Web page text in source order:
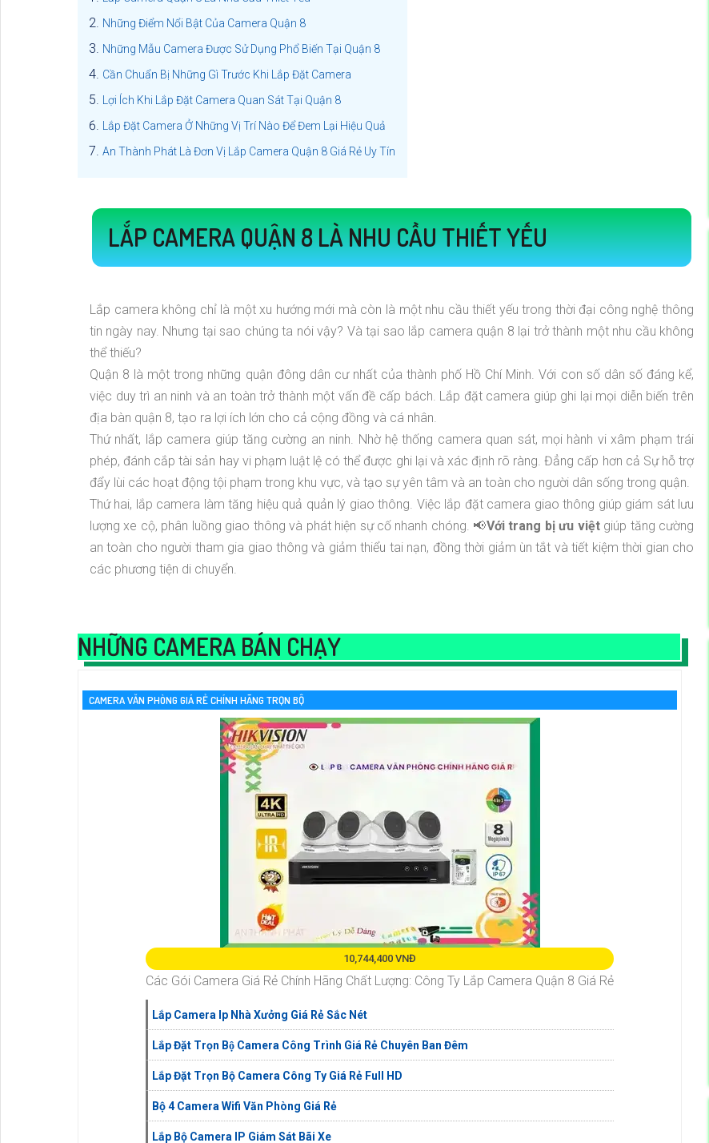
Những Điểm Nổi Bật Của Camera Quận 8
Những Mẫu Camera Được Sử Dụng Phổ Biến Tại Quận 8
Cần Chuẩn Bị Những Gì Trước Khi Lắp Đặt Camera
Lợi Ích Khi Lắp Đặt Camera Quan Sát Tại Quận 8
Lắp Đặt Camera Ở Những Vị Trí Nào Để Đem Lại Hiệu Quả
An Thành Phát Là Đơn Vị Lắp Camera Quận 8 Giá Rẻ Uy Tín
LẮP CAMERA QUẬN 8 LÀ NHU CẦU THIẾT YẾU
Lắp camera không chỉ là một xu hướng mới mà còn là một nhu cầu thiết yếu trong thời đại công nghệ thông
tin ngày nay. Nhưng tại sao chúng ta nói vậy? Và tại sao lắp camera quận 8 lại trở thành một nhu cầu không
thể thiếu?
Quận 8 là một trong những quận đông dân cư nhất của thành phố Hồ Chí Minh. Với con số dân số đáng kể,
việc duy trì an ninh và an toàn trở thành một vấn đề cấp bách. Lắp đặt camera giúp ghi lại mọi diễn biến trên
địa bàn quận 8, tạo ra lợi ích lớn cho cả cộng đồng và cá nhân.
Thứ nhất, lắp camera giúp tăng cường an ninh. Nhờ hệ thống camera quan sát, mọi hành vi xâm phạm trái
phép, đánh cắp tài sản hay vi phạm luật lệ có thể được ghi lại và xác định rõ ràng. Đẳng cấp hơn cả Sự hỗ trợ
đẩy lùi các hoạt động tội phạm trong khu vực, và tạo sự yên tâm và an toàn cho người dân sống trong quận.
Thứ hai, lắp camera làm tăng hiệu quả quản lý giao thông. Việc lắp đặt camera giao thông giúp giám sát lưu
lượng xe cộ, phân luồng giao thông và phát hiện sự cố nhanh chóng. 📢Với trang bị ưu việtgiúp tăng cường
an toàn cho người tham gia giao thông và giảm thiểu tai nạn, đồng thời giảm ùn tắt và tiết kiệm thời gian cho
các phương tiện di chuyển.
NHỮNG CAMERA BÁN CHẠY
CAMERA VĂN PHÒNG GIÁ RẺ CHÍNH HÃNG TRỌN BỘ
10,744,400 VNĐ
Các Gói Camera Giá Rẻ Chính Hãng Chất Lượng: Công Ty Lắp Camera Quận 8 Giá Rẻ
Lắp Camera Ip Nhà Xưởng Giá Rẻ Sắc Nét
Lắp Đặt Trọn Bộ Camera Công Trình Giá Rẻ Chuyên Ban Đêm
Lắp Đặt Trọn Bộ Camera Công Ty Giá Rẻ Full HD
Bộ 4 Camera Wifi Văn Phòng Giá Rẻ
Lắp Bộ Camera IP Giám Sát Bãi Xe